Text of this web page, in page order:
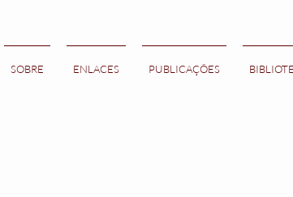
SOBRE ENLACES PUBLICAÇÕES